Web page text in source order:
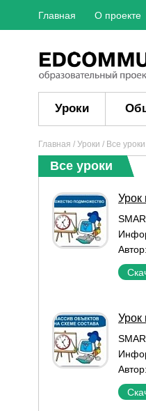
Главная О проекте
Уроки
Главная / Уроки / Все уроки
Все уроки
Урок
Автор:
Урок
Автор: